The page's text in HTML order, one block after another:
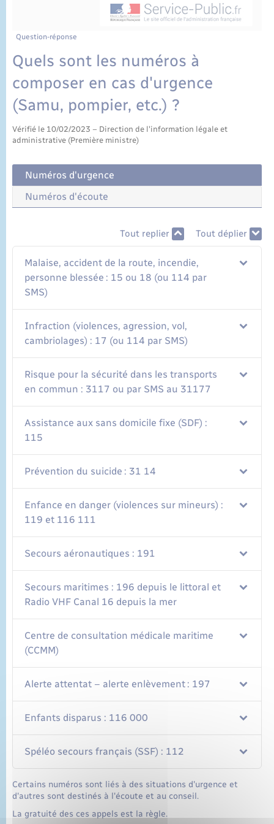
Question-réponse
Quels sont les numéros à
composer en cas d'urgence
(Samu, pompier, etc.) ?
Vérifié le 10/02/2023 – Direction de l'information légale et
administrative (Première ministre)
Numéros d'urgence
Numéros d'écoute
Tout replier Tout déplier
Malaise, accident de la route, incendie,
personne blessée : 15 ou 18 (ou 114 par
SMS)
Infraction (violences, agression, vol,
cambriolages) : 17 (ou 114 par SMS)
Risque pour la sécurité dans les transports
en commun : 3117 ou par SMS au 31177
Assistance aux sans domicile fixe (SDF) :
115
Prévention du suicide : 31 14
Enfance en danger (violences sur mineurs) :
119 et 116 111
Secours aéronautiques : 191
Secours maritimes : 196 depuis le littoral et
Radio VHF Canal 16 depuis la mer
Centre de consultation médicale maritime
(CCMM)
Alerte attentat – alerte enlèvement : 197
Enfants disparus : 116 000
Spéléo secours français (SSF) : 112
Certains numéros sont liés à des situations d'urgence et
d'autres sont destinés à l'écoute et au conseil.
La gratuité des ces appels est la règle.